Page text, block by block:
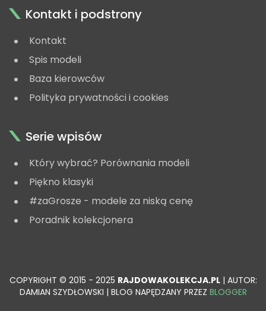
Kontakt i podstrony
Kontakt
Spis modeli
Baza kierowców
Polityka prywatności i cookies
Serie wpisów
Który wybrać? Porównania modeli
Piękno klasyki
#zaGrosze - modele za niską cenę
Poradnik kolekcjonera
COPYRIGHT © 2015 - 2025 RAJDOWAKOLEKCJA.PL| AUTOR:
DAMIAN SZYDŁOWSKI | BLOG NAPĘDZANY PRZEZ BLOGGER